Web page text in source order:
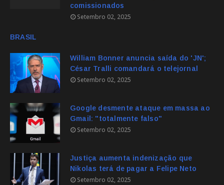
comissionados
Setembro 02, 2025
BRASIL
William Bonner anuncia saída do 'JN';
César Tralli comandará o telejornal
Setembro 02, 2025
Google desmente ataque em massa ao
Gmail: "totalmente falso"
Setembro 02, 2025
Justiça aumenta indenização que
Nikolas terá de pagar a Felipe Neto
Setembro 02, 2025